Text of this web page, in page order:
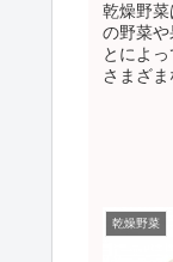
乾燥野
の野菜や
とによ
さまざ
乾燥野菜